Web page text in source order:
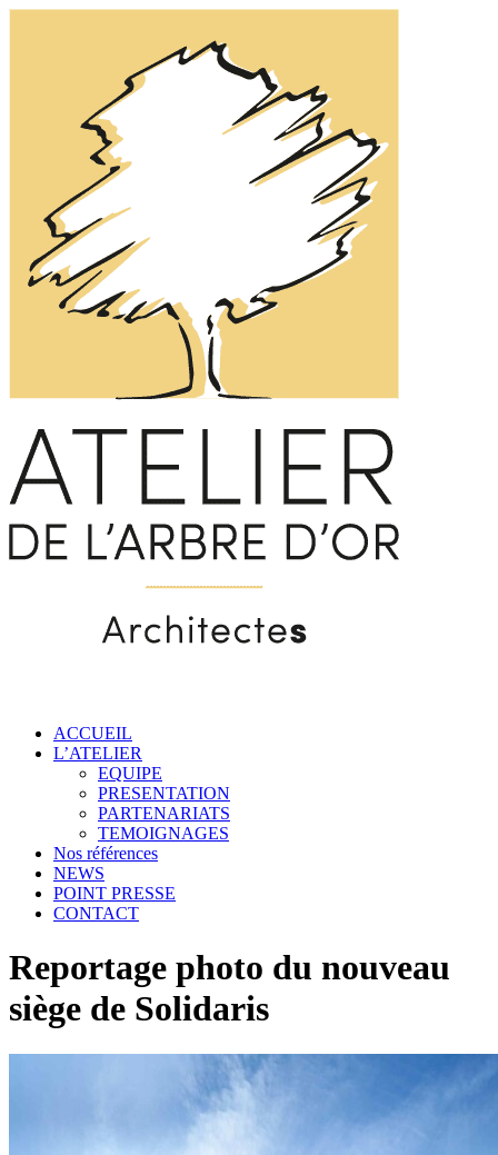
ACCUEIL
L’ATELIER
EQUIPE
PRESENTATION
PARTENARIATS
TEMOIGNAGES
Nos références
NEWS
POINT PRESSE
CONTACT
Reportage photo du nouveau
siège de Solidaris